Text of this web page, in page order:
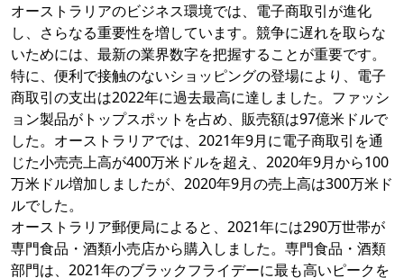
オーストラリアのビジネス環境では、電子商取引が進化
し、さらなる重要性を増しています。競争に遅れを取らな
いためには、最新の業界数字を把握することが重要です。
特に、便利で接触のないショッピングの登場により、電子
商取引の支出は2022年に過去最高に達しました。ファッシ
ョン製品がトップスポットを占め、販売額は97億米ドルで
した。オーストラリアでは、2021年9月に電子商取引を通
じた小売売上高が400万米ドルを超え、2020年9月から100
万米ドル増加しましたが、2020年9月の売上高は300万米ド
ルでした。
オーストラリア郵便局によると、2021年には290万世帯が
専門食品・酒類小売店から購入しました。専門食品・酒類
部門は、2021年のブラックフライデーに最も高いピークを